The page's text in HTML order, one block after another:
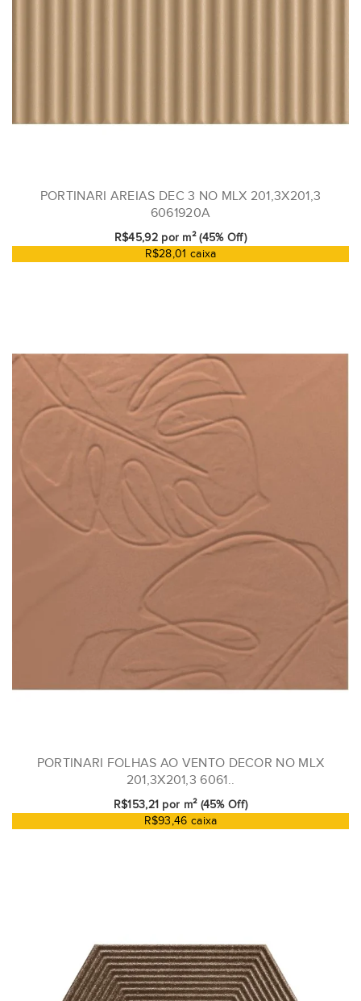
PORTINARI AREIAS DEC 3 NO MLX 201,3X201,3
6061920A
R$45,92 por m² (45% Off)
R$28,01 caixa
PORTINARI FOLHAS AO VENTO DECOR NO MLX
201,3X201,3 6061..
R$153,21 por m² (45% Off)
R$93,46 caixa